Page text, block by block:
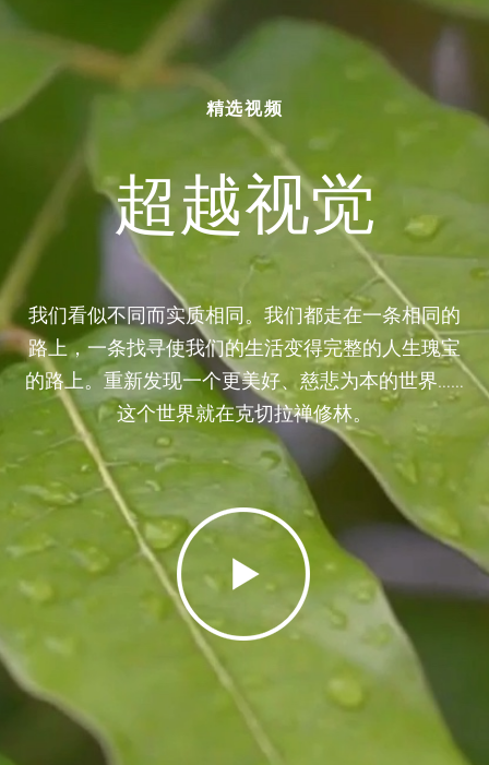
精选视频
超越视觉
我们看似不同而实质相同。我们都走在一条相同的
路上，一条找寻使我们的生活变得完整的人生瑰宝
的路上。重新发现一个更美好、慈悲为本的世界……
这个世界就在克切拉禅修林。